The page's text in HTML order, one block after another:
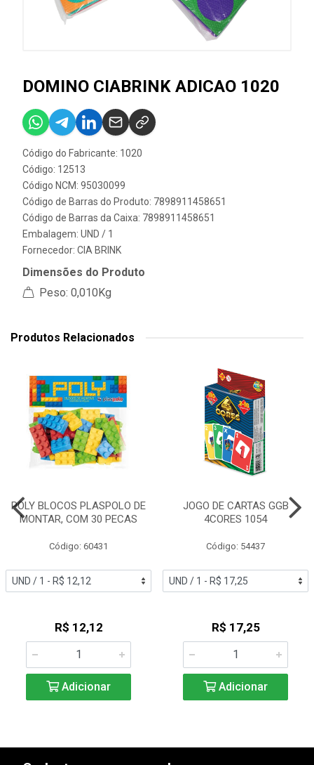
DOMINO CIABRINK ADICAO 1020
Código do Fabricante: 1020
Código: 12513
Código NCM: 95030099
Código de Barras do Produto: 7898911458651
Código de Barras da Caixa: 7898911458651
Embalagem: UND / 1
Fornecedor: CIA BRINK
Dimensões do Produto
Peso: 0,010Kg
Produtos Relacionados
POLY BLOCOS PLASPOLO DE
MONTAR, COM 30 PECAS
Código: 60431
R$ 12,12
Adicionar
JOGO DE CARTAS GGB
4CORES 1054
Código: 54437
R$ 17,25
Adicionar